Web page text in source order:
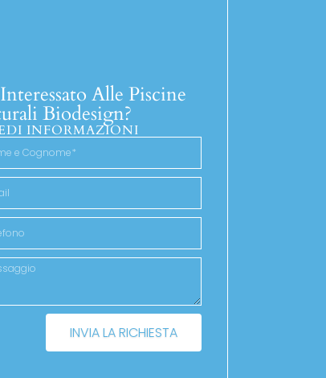
Alle Piscine
Biodesign?
INFORMAZIONI
INVIA LA RICHIESTA